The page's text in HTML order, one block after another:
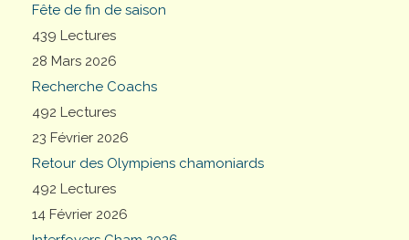
Fête de fin de saison
439 Lectures
28 Mars 2026
Recherche Coachs
492 Lectures
23 Février 2026
Retour des Olympiens chamoniards
492 Lectures
14 Février 2026